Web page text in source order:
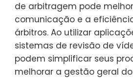
de arbitragem pode
comunicação e a
árbitros. Ao utilizar
sistemas de revisão de
podem simplificar seus
melhorar a gestão geral